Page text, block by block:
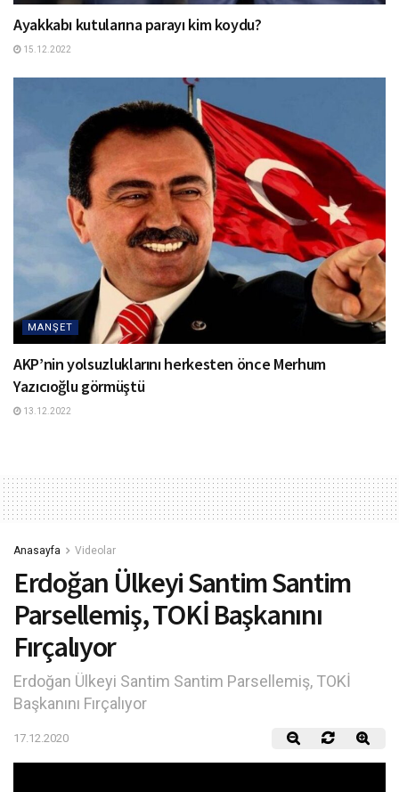
Ayakkabı kutularına parayı kim koydu?
15.12.2022
MANŞET
AKP’nin yolsuzluklarını herkesten önce Merhum
Yazıcıoğlu görmüştü
13.12.2022
Anasayfa Videolar
Erdoğan Ülkeyi Santim Santim
Parsellemiş, TOKİ Başkanını
Fırçalıyor
Erdoğan Ülkeyi Santim Santim Parsellemiş, TOKİ
Başkanını Fırçalıyor
17.12.2020